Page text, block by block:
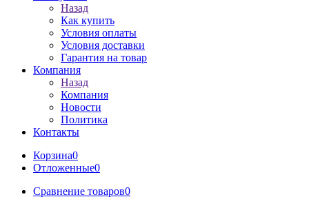
Назад
Как купить
Условия оплаты
Условия доставки
Гарантия на товар
Компания
Назад
Компания
Новости
Политика
Контакты
Корзина0
Отложенные0
Сравнение товаров0